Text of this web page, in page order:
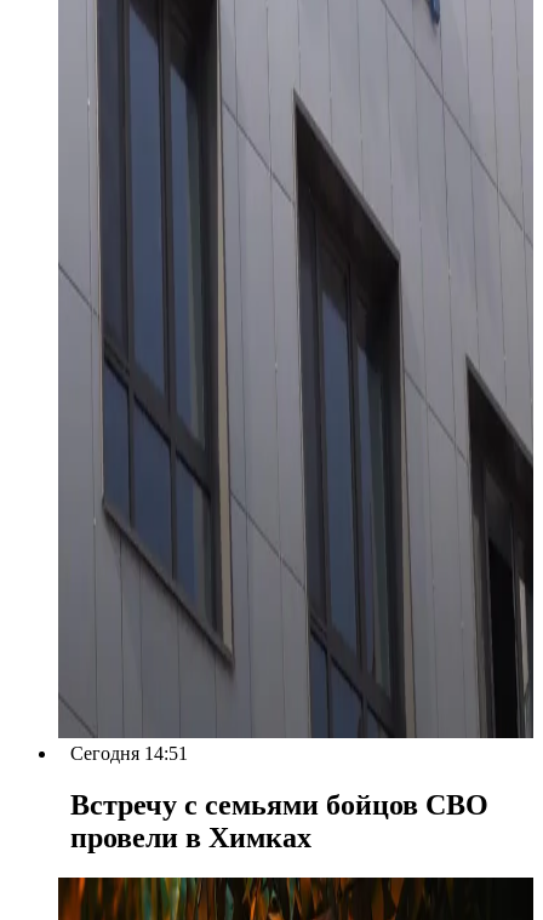
Сегодня 14:51
Встречу с семьями бойцов СВО
провели в Химках